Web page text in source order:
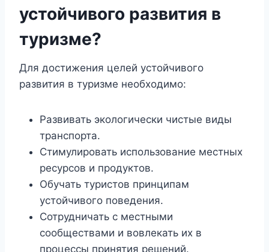
устойчивого развития в
туризме?
Для достижения целей устойчивого
развития в туризме необходимо:
Развивать экологически чистые виды
транспорта.
Стимулировать использование местных
ресурсов и продуктов.
Обучать туристов принципам
устойчивого поведения.
Сотрудничать с местными
сообществами и вовлекать их в
процессы принятия решений.